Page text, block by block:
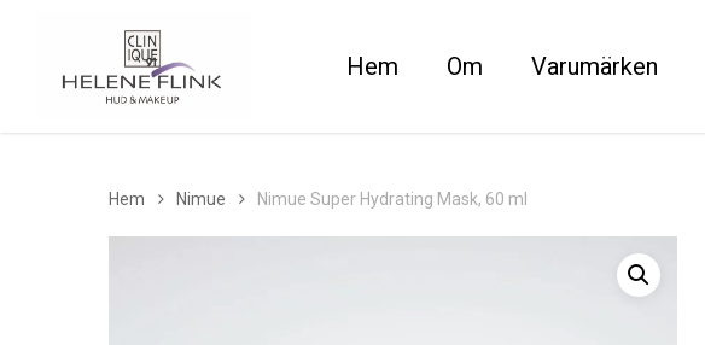
Hem Om Varumärken
Hem Nimue Nimue Super Hydrating Mask, 60 ml